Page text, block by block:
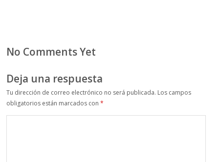
No Comments Yet
Deja una respuesta
Tu dirección de correo electrónico no será publicada. Los campos
obligatorios están marcados con*